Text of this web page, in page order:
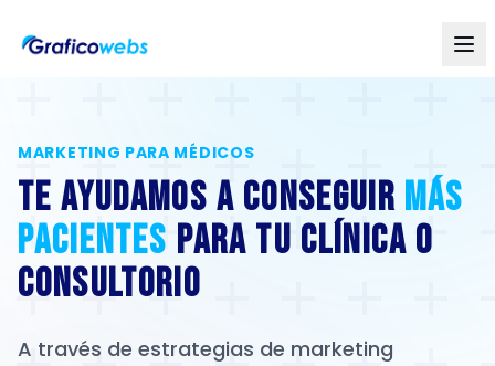
MARKETING PARA MÉDICOS
Te ayudamos a conseguir más
pacientes para tu clínica o
consultorio
A través de estrategias de marketing